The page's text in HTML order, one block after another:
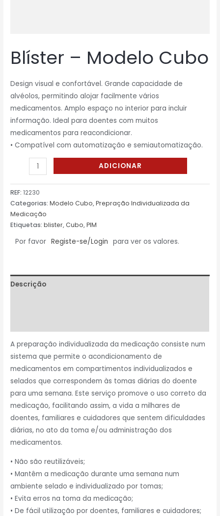
Blíster – Modelo Cubo
Design visual e confortável. Grande capacidade de
alvéolos, permitindo alojar facilmente vários
medicamentos. Amplo espaço no interior para incluir
informação. Ideal para doentes com muitos
medicamentos para reacondicionar.
• Compatível com automatização e semiautomatização.
ADICIONAR
REF:12230
Categorias:Modelo Cubo,Prepração Individualizada da
Medicação
Etiquetas:blister,Cubo,PIM
Por favor Registe-se/Login para ver os valores.
Descrição
A preparação individualizada da medicação consiste num
sistema que permite o acondicionamento de
medicamentos em compartimentos individualizados e
selados que correspondem às tomas diárias do doente
para uma semana. Este serviço promove o uso correto da
medicação, facilitando assim, a vida a milhares de
doentes, familiares e cuidadores que sentem dificuldades
diárias, no ato da toma e/ou administração dos
medicamentos.
• Não são reutilizáveis;
• Mantêm a medicação durante uma semana num
ambiente selado e individualizado por tomas;
• Evita erros na toma da medicação;
• De fácil utilização por doentes, familiares e cuidadores;